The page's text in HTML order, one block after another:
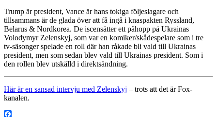
Trump är president, Vance är hans tokiga följeslagare och
tillsammans är de glada över att få ingå i knaspakten Ryssland,
Belarus & Nordkorea. De iscensätter ett påhopp på Ukrainas
Volodymyr Zelenskyj, som var en komiker/skådespelare som i tre
tv-säsonger spelade en roll där han råkade bli vald till Ukrainas
president, men som sedan blev vald till Ukrainas president. Som i
den rollen blev utskälld i direktsändning.
Här är en sansad intervju med Zelenskyj – trots att det är Fox-
kanalen.